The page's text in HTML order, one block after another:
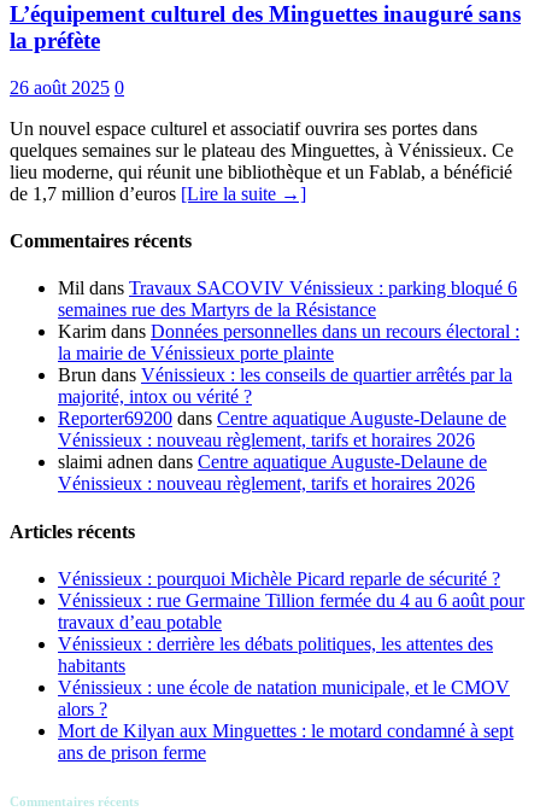
L’équipement culturel des Minguettes inauguré sans
la préfète
26 août 2025 0
Un nouvel espace culturel et associatif ouvrira ses portes dans
quelques semaines sur le plateau des Minguettes, à Vénissieux. Ce
lieu moderne, qui réunit une bibliothèque et un Fablab, a bénéficié
de 1,7 million d’euros [Lire la suite →]
Commentaires récents
Mil dans Travaux SACOVIV Vénissieux : parking bloqué 6
semaines rue des Martyrs de la Résistance
Karim dans Données personnelles dans un recours électoral :
la mairie de Vénissieux porte plainte
Brun dans Vénissieux : les conseils de quartier arrêtés par la
majorité, intox ou vérité ?
Reporter69200 dans Centre aquatique Auguste-Delaune de
Vénissieux : nouveau règlement, tarifs et horaires 2026
slaimi adnen dans Centre aquatique Auguste-Delaune de
Vénissieux : nouveau règlement, tarifs et horaires 2026
Articles récents
Vénissieux : pourquoi Michèle Picard reparle de sécurité ?
Vénissieux : rue Germaine Tillion fermée du 4 au 6 août pour
travaux d’eau potable
Vénissieux : derrière les débats politiques, les attentes des
habitants
Vénissieux : une école de natation municipale, et le CMOV
alors ?
Mort de Kilyan aux Minguettes : le motard condamné à sept
ans de prison ferme
Commentaires récents